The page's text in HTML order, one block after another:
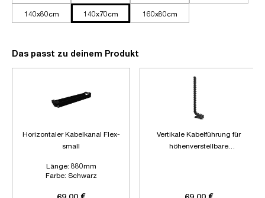
140x80cm 140x70cm 160x80cm
Das passt zu deinem Produkt
Horizontaler Kabelkanal Flex-
small
Länge: 880mm
Farbe: Schwarz
Vertikale Kabelführung für
höhenverstellbare